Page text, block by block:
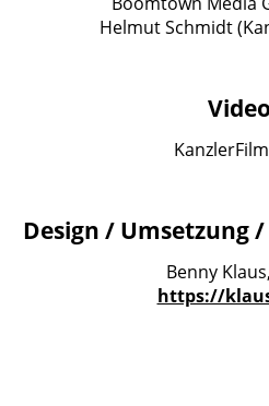
Helmut Schmidt
Design / Umsetzung
Benny
https://